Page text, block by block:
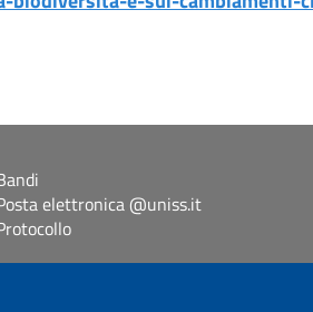
elettronica @uniss.it